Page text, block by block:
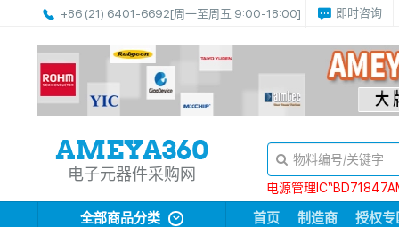
+86 (21) 6401-6692[周一至周五 9:00-18:00] 即时咨询
电子元器件采购网
电源管理
全部商品分类 首页 制造商 授权专